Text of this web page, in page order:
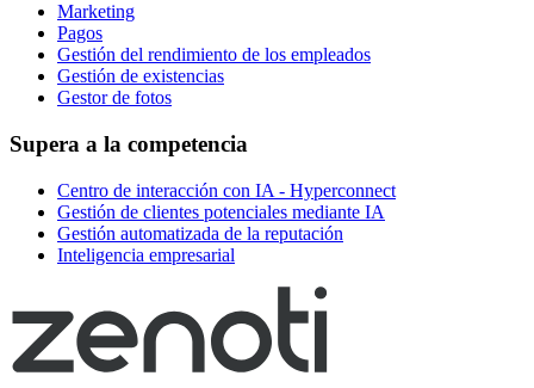
Marketing
Pagos
Gestión del rendimiento de los empleados
Gestión de existencias
Gestor de fotos
Supera a la competencia
Centro de interacción con IA - Hyperconnect
Gestión de clientes potenciales mediante IA
Gestión automatizada de la reputación
Inteligencia empresarial